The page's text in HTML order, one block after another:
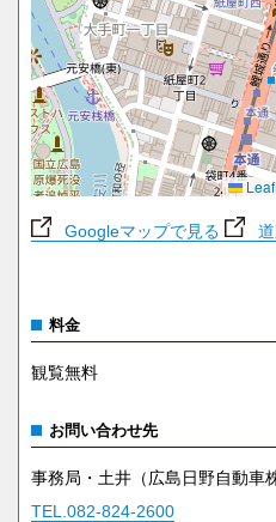
Googleマップで見る
料金
観覧無料
お問い合わせ先
事務局・土井（広島日野自動車
TEL.082-824-2600